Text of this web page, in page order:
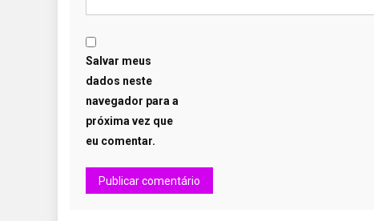
Salvar meus
dados neste
navegador para a
próxima vez que
eu comentar.